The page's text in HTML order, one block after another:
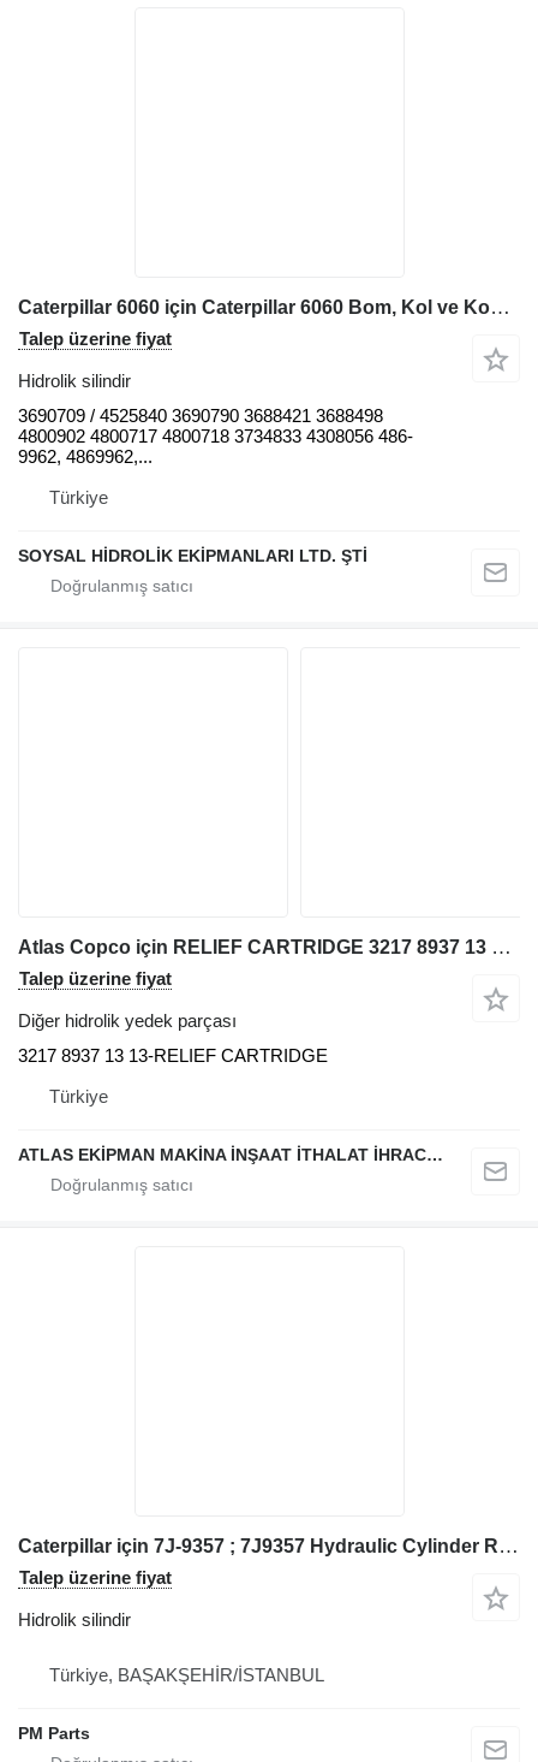
Caterpillar 6060 için Caterpillar 6060 Bom, Kol ve Kova Silindirleri 3690709 hidrolik silindir
Talep üzerine fiyat
Hidrolik silindir
3690709 / 4525840 3690790 3688421 3688498
4800902 4800717 4800718 3734833 4308056 486-
9962, 4869962,...
Türkiye
SOYSAL HİDROLİK EKİPMANLARI LTD. ŞTİ
Atlas Copco için RELIEF CARTRIDGE 3217 8937 13 diğer hidrolik yedek parçası
Talep üzerine fiyat
Diğer hidrolik yedek parçası
3217 8937 13 13-RELIEF CARTRIDGE
Türkiye
ATLAS EKİPMAN MAKİNA İNŞAAT İTHALAT İHRACAT SAN.TİC.LTD.ŞTİ
Caterpillar için 7J-9357 ; 7J9357 Hydraulic Cylinder Rod Caterpillar hidrolik silindir
Talep üzerine fiyat
Hidrolik silindir
Türkiye, BAŞAKŞEHİR/İSTANBUL
PM Parts